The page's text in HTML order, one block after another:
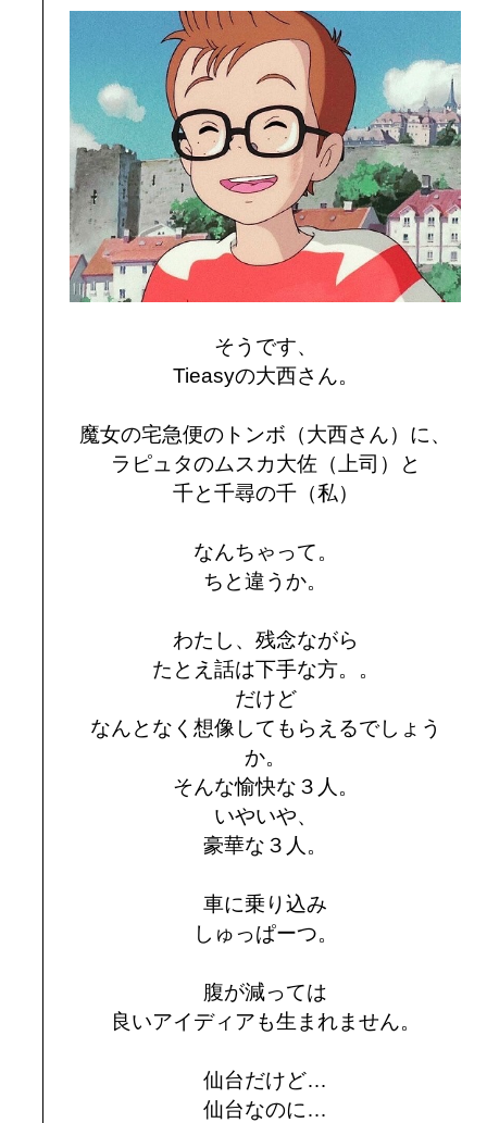
そうです、
Tieasyの大西さん。
魔女の宅急便のトンボ（大西さん）に、
ラピュタのムスカ大佐（上司）と
千と千尋の千（私）
なんちゃって。
ちと違うか。
わたし、残念ながら
たとえ話は下手な方。。
だけど
なんとなく想像してもらえるでしょう
か。
そんな愉快な３人。
いやいや、
豪華な３人。
車に乗り込み
しゅっぱーつ。
腹が減っては
良いアイディアも生まれません。
仙台だけど…
仙台なのに…